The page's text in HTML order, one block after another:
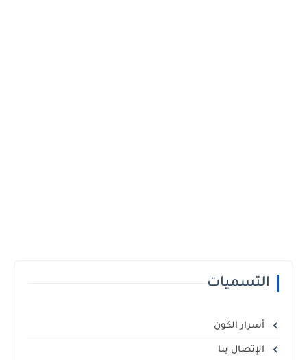
التسميات
أسرار الكون
الإتصال بنا